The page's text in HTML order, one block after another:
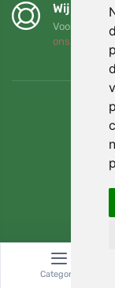
Wij
Voor elke
ons
Categorie